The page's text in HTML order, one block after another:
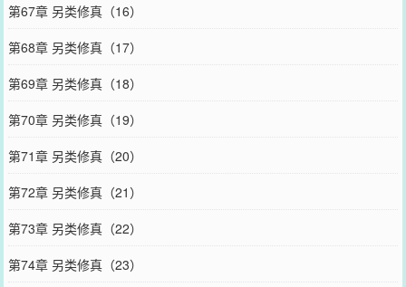
第67章 另类修真（16）
第68章 另类修真（17）
第69章 另类修真（18）
第70章 另类修真（19）
第71章 另类修真（20）
第72章 另类修真（21）
第73章 另类修真（22）
第74章 另类修真（23）